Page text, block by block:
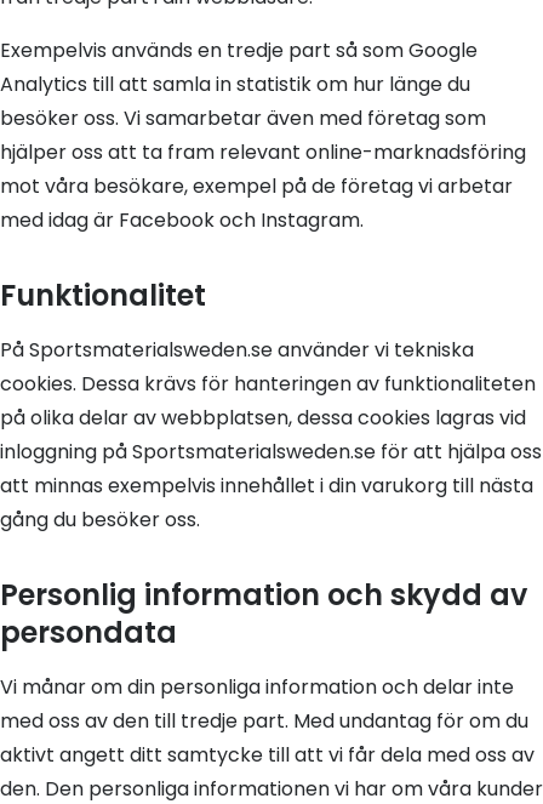
Exempelvis används en tredje part så som Google
Analytics till att samla in statistik om hur länge du
besöker oss. Vi samarbetar även med företag som
hjälper oss att ta fram relevant online-marknadsföring
mot våra besökare, exempel på de företag vi arbetar
med idag är Facebook och Instagram.
Funktionalitet
På Sportsmaterialsweden.se använder vi tekniska
cookies. Dessa krävs för hanteringen av funktionaliteten
på olika delar av webbplatsen, dessa cookies lagras vid
inloggning på Sportsmaterialsweden.se för att hjälpa oss
att minnas exempelvis innehållet i din varukorg till nästa
gång du besöker oss.
Personlig information och skydd av
persondata
Vi månar om din personliga information och delar inte
med oss av den till tredje part. Med undantag för om du
aktivt angett ditt samtycke till att vi får dela med oss av
den. Den personliga informationen vi har om våra kunder